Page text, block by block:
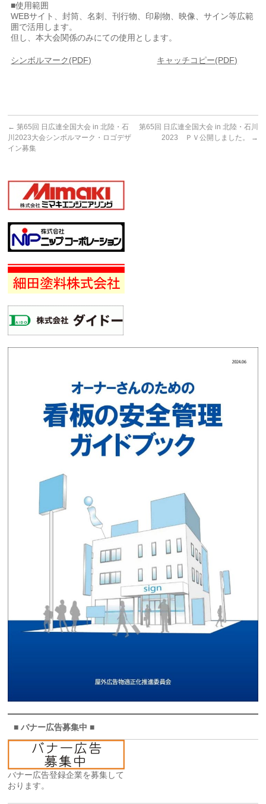
■使用範囲
WEBサイト、封筒、名刺、刊行物、印刷物、映像、サイン等広範
囲で活用します。
但し、本大会関係のみにての使用とします。
シンボルマーク(PDF) キャッチコピー(PDF)
← 第65回 日広連全国大会 in 北陸・石
川2023大会シンボルマーク・ロゴデザ
イン募集
第65回 日広連全国大会 in 北陸・石川
2023 ＰＶ公開しました。
→
■ バナー広告募集中 ■
バナー広告登録企業を募集して
おります。